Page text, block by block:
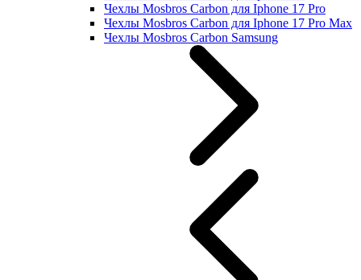
Чехлы Mosbros Carbon для Iphone 17 Pro
Чехлы Mosbros Carbon для Iphone 17 Pro Max
Чехлы Mosbros Carbon Samsung